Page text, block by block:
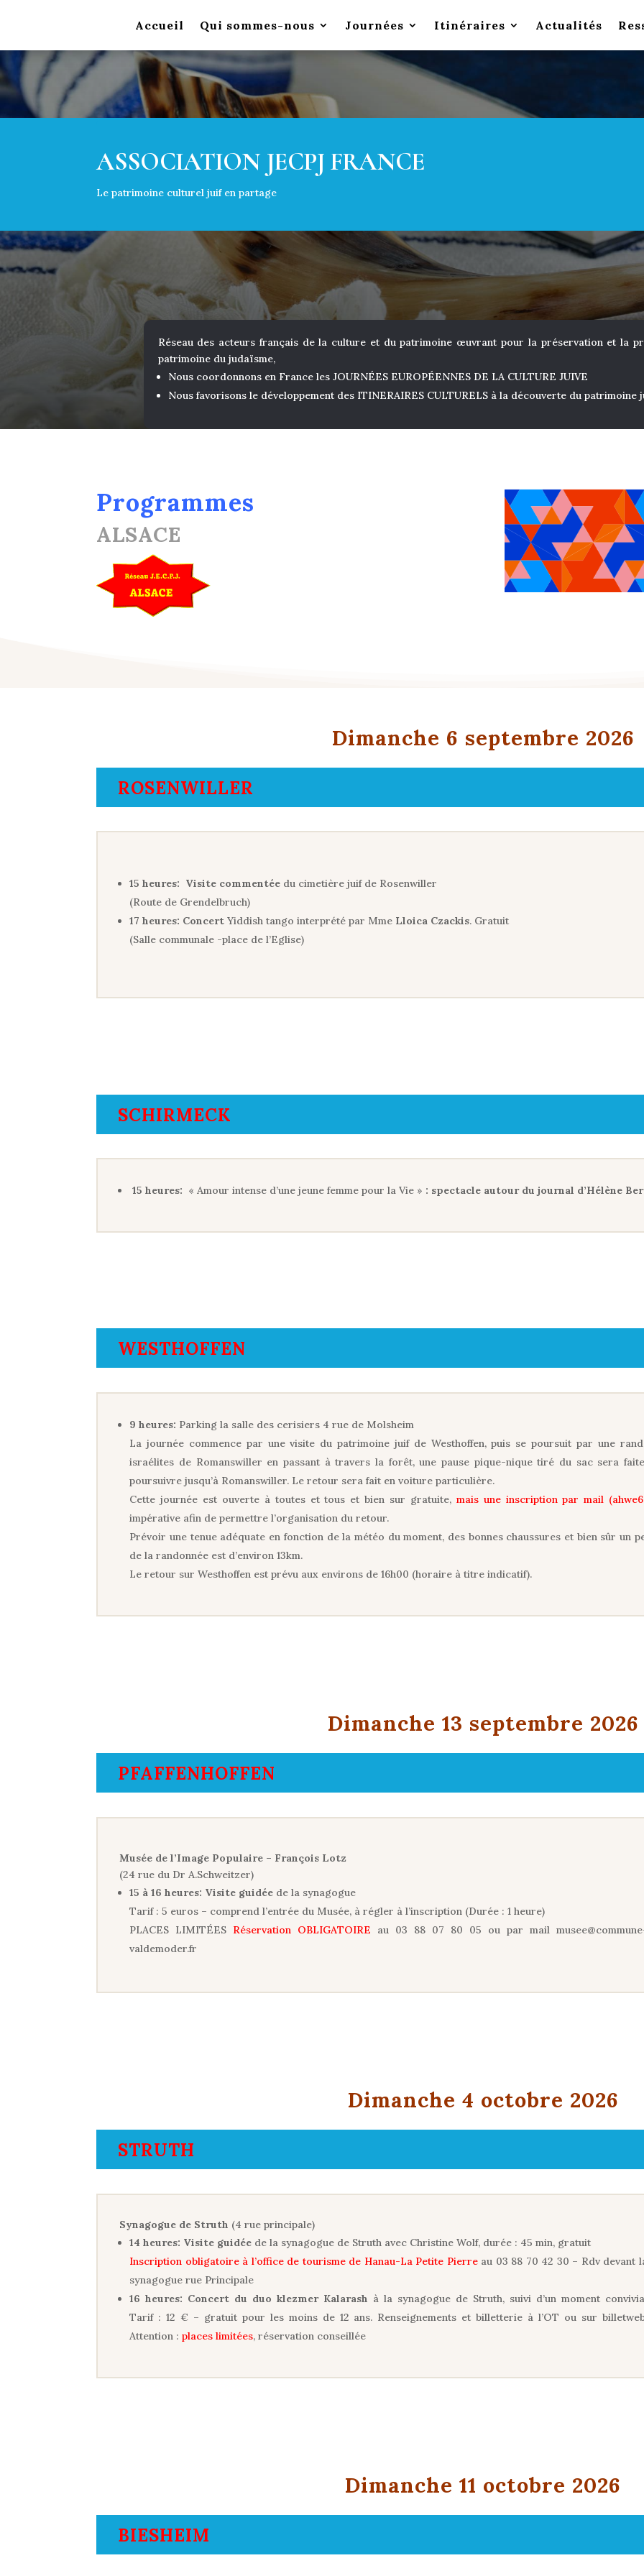
Accueil Qui sommes-nous Journées Itinéraires Actualités
ASSOCIATION JECPJ FRANCE
Le patrimoine culturel juif en partage
Réseau des acteurs français de la culture et du patrimoine œuvrant pour la préservation et la
patrimoine du judaïsme,
Nous coordonnons en France les JOURNÉES EUROPÉENNES DE LA CULTURE JUIVE
Nous favorisons le développement des ITINERAIRES CULTURELS à la découverte du patrimoine
Programmes
ALSACE
Dimanche 6 septembre 2026
ROSENWILLER
15 heures: Visite commentée du cimetière juif de Rosenwiller
(Route de Grendelbruch)
17 heures: Concert Yiddish tango interprété par Mme Lloica Czackis. Gratuit
(Salle communale -place de l’Eglise)
SCHIRMECK
15 heures: « Amour intense d’une jeune femme pour la Vie » : spectacle autour du journal d’Hélène
WESTHOFFEN
9 heures: Parking la salle des cerisiers 4 rue de Molsheim
La journée commence par une visite du patrimoine juif de Westhoffen, puis se poursuit par une
israélites de Romanswiller en passant à travers la forêt, une pause pique-nique tiré du sac sera
poursuivre jusqu’à Romanswiller. Le retour sera fait en voiture particulière.
Cette journée est ouverte à toutes et tous et bien sur gratuite, mais une inscription par mail
impérative afin de permettre l’organisation du retour.
Prévoir une tenue adéquate en fonction de la météo du moment, des bonnes chaussures et bien sûr un
de la randonnée est d’environ 13km.
Le retour sur Westhoffen est prévu aux environs de 16h00 (horaire à titre indicatif).
Dimanche 13 septembre 2026
PFAFFENHOFFEN
Musée de l’Image Populaire – François Lotz
(24 rue du Dr A.Schweitzer)
15 à 16 heures: Visite guidée de la synagogue
Tarif : 5 euros – comprend l’entrée du Musée, à régler à l’inscription (Durée : 1 heure)
PLACES LIMITÉES Réservation OBLIGATOIRE au 03 88 07 80 05 ou par mail
valdemoder.fr
Dimanche 4 octobre 2026
STRUTH
Synagogue de Struth (4 rue principale)
14 heures: Visite guidée de la synagogue de Struth avec Christine Wolf, durée : 45 min, gratuit
Inscription obligatoire à l’office de tourisme de Hanau-La Petite Pierreau 03 88 70 42 30 – Rdv devant
synagogue rue Principale
16 heures: Concert du duo klezmer Kalarash à la synagogue de Struth, suivi d’un moment
Tarif : 12 € – gratuit pour les moins de 12 ans. Renseignements et billetterie à l’OT ou sur
Attention : places limitées, réservation conseillée
Dimanche 11 octobre 2026
BIESHEIM